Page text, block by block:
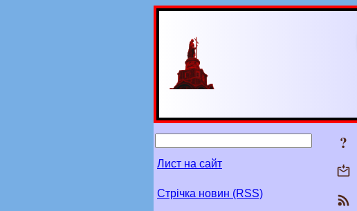
?
Лист на сайт
Стрічка новин (RSS)